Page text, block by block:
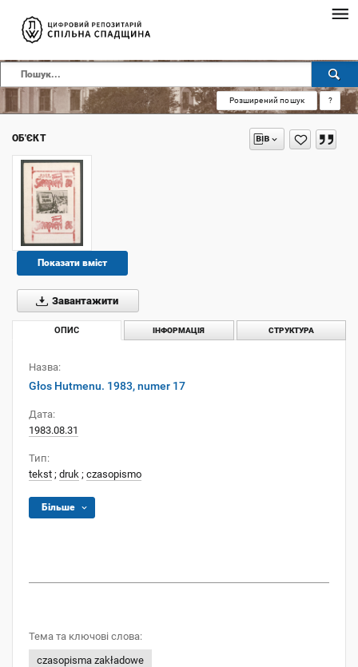
Розширений пошук ?
ОБ'ЄКТ
Показати вміст
Завантажити
ОПИС ІНФОРМАЦІЯ СТРУКТУРА
Назва:
Głos Hutmenu. 1983, numer 17
Дата:
1983.08.31
Тип:
tekst ; druk ; czasopismo
Більше
Тема та ключові слова:
czasopisma zakładowe